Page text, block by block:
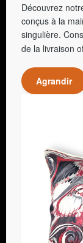
Découvrez
conçus à la
singulière.
de la livraison
Agrandir